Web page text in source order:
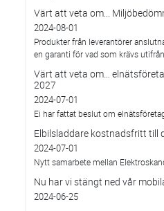
Värt att veta om...
2024-08-01
Produkter från leverantörer
en garanti för vad som krävs
Värt att veta om…
2027
2024-07-01
Ei har fattat beslut om
Elbilsladdare kostnadsfritt till
2024-07-01
Nytt samarbete mellan
Nu har vi stängt ned vår
2024-06-25